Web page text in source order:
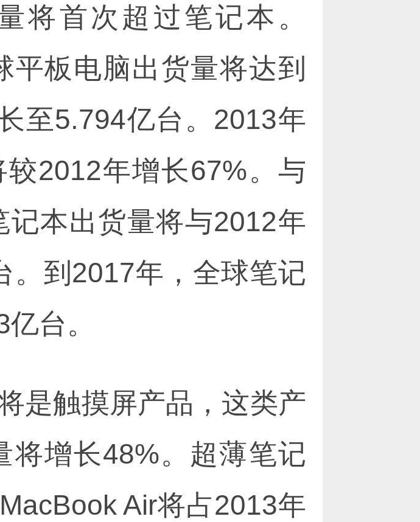
将首次超过笔记本。
平板电脑出货量将达到
至5.794亿台。2013年
2012年增长67%。与
本出货量将与2012年
。到2017年，全球笔记
台。
是触摸屏产品，这类产
将增长48%。超薄笔记
Air将占2013年